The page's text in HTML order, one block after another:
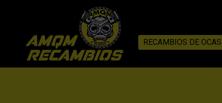
RECAMBIOS DE